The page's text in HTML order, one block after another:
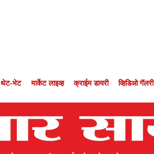
थेट-भेट मार्केट लाइव्ह क्राईम डायरी व्हिडिओ गॅलरी